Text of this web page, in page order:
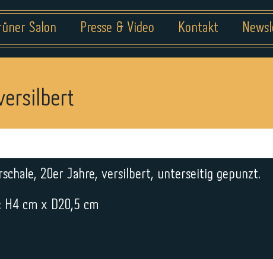
Salon Presse & Video Kontakt
20er Jahre, versilbert, unterseitig gepunzt.
H4 cm x D20,5 cm